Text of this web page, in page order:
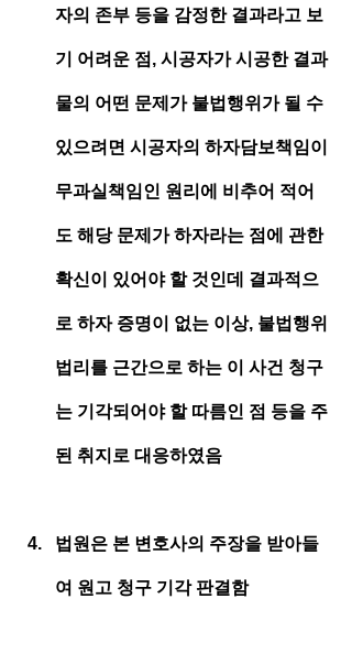
자의 존부 등을 감정한 결과라고 보
기 어려운 점, 시공자가 시공한 결과
물의 어떤 문제가 불법행위가 될 수
있으려면 시공자의 하자담보책임이
무과실책임인 원리에 비추어 적어
도 해당 문제가 하자라는 점에 관한
확신이 있어야 할 것인데 결과적으
로 하자 증명이 없는 이상, 불법행위
법리를 근간으로 하는 이 사건 청구
는 기각되어야 할 따름인 점 등을 주
된 취지로 대응하였음
법원은 본 변호사의 주장을 받아들
여 원고 청구 기각 판결함